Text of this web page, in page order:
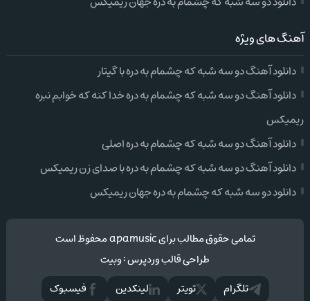
آهنگ های ویژه
دانلود آهنگ دو سه شبه که چشمام به دره با گیتار
دانلود آهنگ دو سه شبه که چشمام به دره خدا کنه که خوابم نبره
ریمیکس
دانلود آهنگ دو سه شبه که چشمام به دره اصلی
دانلود آهنگ دو سه شبه که چشمام به دره با صدای زن ریمیکس
دانلود دو سه شبه که چشمام به دره جهان ریمیکس
تمامی حقوق مطالب برای apamusic محفوظ است
طراحی قالب وردپرس:وبیت
فيسبوک
لینکدین تويتر تلگرام